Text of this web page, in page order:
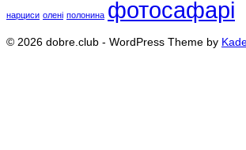
нарциси олені полонина фотосафарі
© 2026 dobre.club - WordPress Theme by